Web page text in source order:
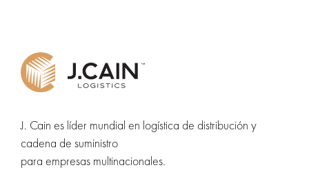
J. Cain es líder mundial en logística de distribución y
cadena de suministro
para empresas multinacionales.